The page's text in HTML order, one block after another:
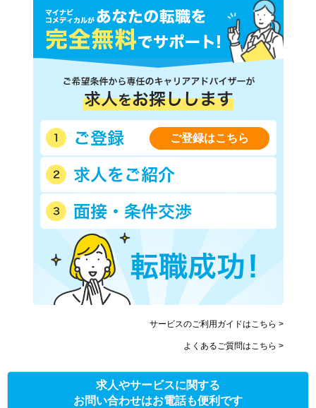
ご登録はこちら
サービスのご利用ガイドはこちら >
よくあるご質問はこちら >
求人やサービスに関する
お問い合わせはお電話も便利です